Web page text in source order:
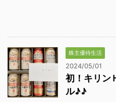
株主優待生活
2024/05/01
初！キリン
ル♪♪